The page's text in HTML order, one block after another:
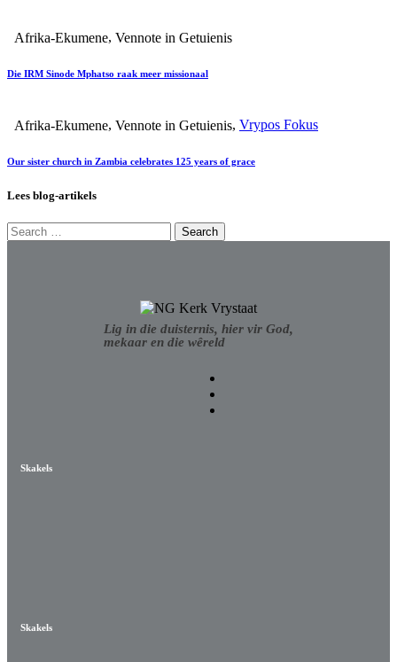
Afrika-Ekumene, Vennote in Getuienis
Die IRM Sinode Mphatso raak meer missionaal
Afrika-Ekumene, Vennote in Getuienis, Vrypos Fokus
Our sister church in Zambia celebrates 125 years of grace
Lees blog-artikels
Lig in die duisternis, hier vir God,
mekaar en die wêreld
Skakels
Skakels